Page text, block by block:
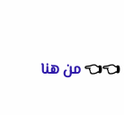
👈
👈من هنا